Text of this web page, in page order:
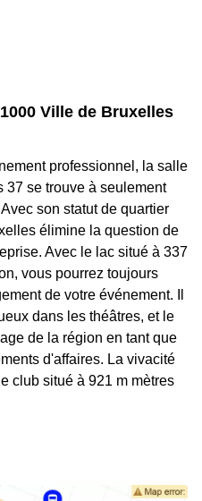
Ville de Bruxelles
professionnel, la salle
37 se trouve à seulement
son statut de quartier
élimine la question de
Avec le lac situé à 337
vous pourrez toujours
de votre événement. Il
dans les théâtres, et le
de la région en tant que
d'affaires. La vivacité
club situé à 921 m mètres